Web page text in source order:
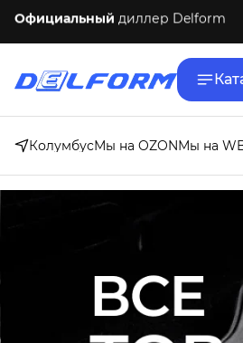
Бесплатная доставка по России
КолумбусМы на OZONМы на